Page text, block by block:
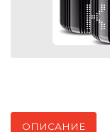
ОПИСАНИЕ